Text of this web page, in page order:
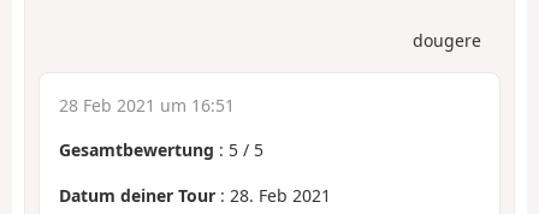
dougere
28 Feb 2021 um 16:51
Gesamtbewertung : 5 / 5
Datum deiner Tour : 28. Feb 2021